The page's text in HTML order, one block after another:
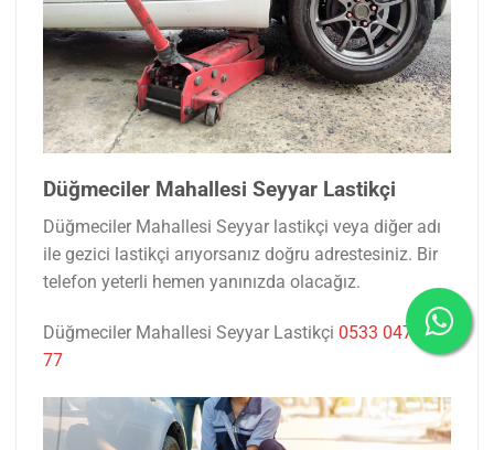
Düğmeciler Mahallesi Seyyar Lastikçi
Düğmeciler Mahallesi Seyyar lastikçi veya diğer adı
ile gezici lastikçi arıyorsanız doğru adrestesiniz. Bir
telefon yeterli hemen yanınızda olacağız.
Düğmeciler Mahallesi Seyyar Lastikçi 0533 047 53
77